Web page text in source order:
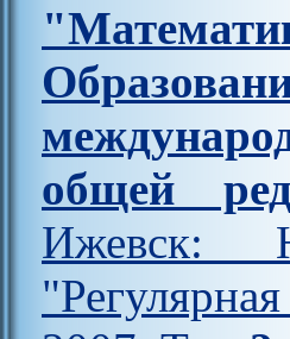
общей
Ижевск: